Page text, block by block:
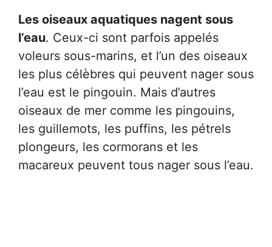
Les oiseaux aquatiques nagent sous
l’eau. Ceux-ci sont parfois appelés
voleurs sous-marins, et l’un des oiseaux
les plus célèbres qui peuvent nager sous
l’eau est le pingouin. Mais d’autres
oiseaux de mer comme les pingouins,
les guillemots, les puffins, les pétrels
plongeurs, les cormorans et les
macareux peuvent tous nager sous l’eau.